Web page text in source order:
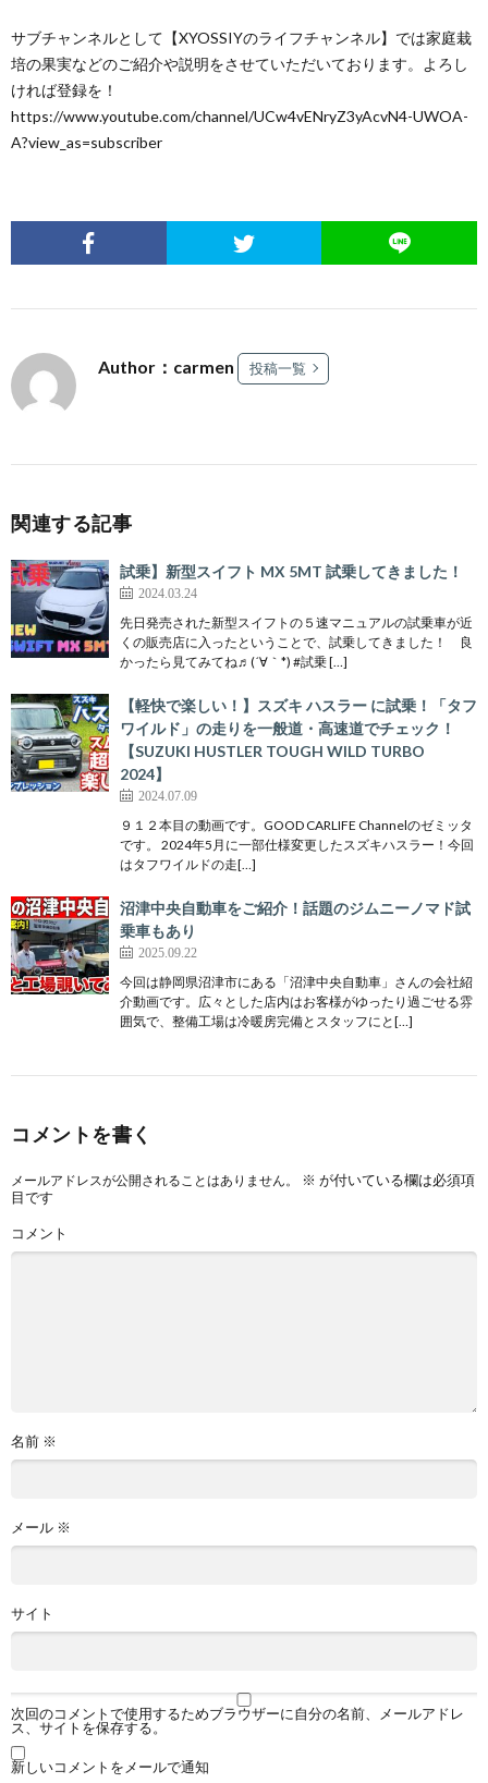
サブチャンネルとして【XYOSSIYのライフチャンネル】では家庭栽
培の果実などのご紹介や説明をさせていただいております。よろし
ければ登録を！
https://www.youtube.com/channel/UCw4vENryZ3yAcvN4-UWOA-
A?view_as=subscriber
Author：carmen 投稿一覧
関連する記事
試乗】新型スイフト MX 5MT 試乗してきました！
2024.03.24
先日発売された新型スイフトの５速マニュアルの試乗車が近
くの販売店に入ったということで、試乗してきました！ 良
かったら見てみてね♬(´∀｀*) #試乗 […]
【軽快で楽しい！】スズキ ハスラー に試乗！「タフ
ワイルド」の走りを一般道・高速道でチェック！
【SUZUKI HUSTLER TOUGH WILD TURBO
2024】
2024.07.09
９１２本目の動画です。GOOD CARLIFE Channelのゼミッタ
です。 2024年5月に一部仕様変更したスズキハスラー！今回
はタフワイルドの走[…]
沼津中央自動車をご紹介！話題のジムニーノマド試
乗車もあり
2025.09.22
今回は静岡県沼津市にある「沼津中央自動車」さんの会社紹
介動画です。広々とした店内はお客様がゆったり過ごせる雰
囲気で、整備工場は冷暖房完備とスタッフにと[…]
コメントを書く
メールアドレスが公開されることはありません。 ※ が付いている欄は必須項
目です
コメント
名前 ※
メール ※
サイト
次回のコメントで使用するためブラウザーに自分の名前、メールアドレ
ス、サイトを保存する。
新しいコメントをメールで通知